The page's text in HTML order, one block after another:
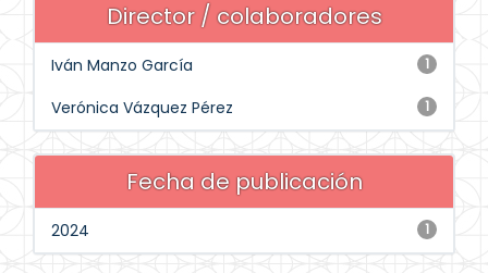
Director / colaboradores
1
Iván Manzo García
1
Verónica Vázquez Pérez
Fecha de publicación
1
2024